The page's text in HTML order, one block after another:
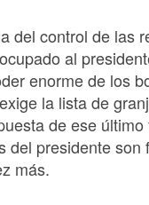
del control de las
al
enorme de los
la lista de
de ese
del presidente son
más.